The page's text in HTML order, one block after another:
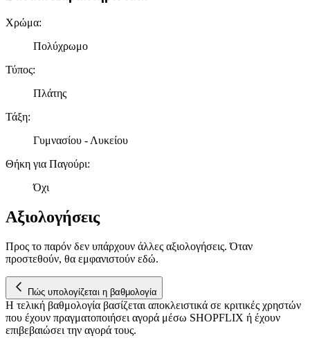
διαφημίσεων και περιεχομένου, τις μετρήσεις σχετικά με
διαφημίσεις και περιεχόμενο, την καλύτερη εικόνα του κοινού
πληροφορίες σχετικά με την από μέρους σας χρήση της
δικτύωσης, διαφημίσεων και ανάλυσης.
Χρώμα:
Πολύχρωμο
Τύπος:
Πλάτης
Τάξη:
Γυμνασίου - Λυκείου
Θήκη για Παγούρι:
Όχι
Αξιολογήσεις
Προς το παρόν δεν υπάρχουν άλλες αξιολογήσεις. Όταν
προστεθούν, θα εμφανιστούν εδώ.
Πώς υπολογίζεται η βαθμολογία
Η τελική βαθμολογία βασίζεται αποκλειστικά σε κριτικές χρηστών
που έχουν πραγματοποιήσει αγορά μέσω SHOPFLIX ή έχουν
επιβεβαιώσει την αγορά τους.